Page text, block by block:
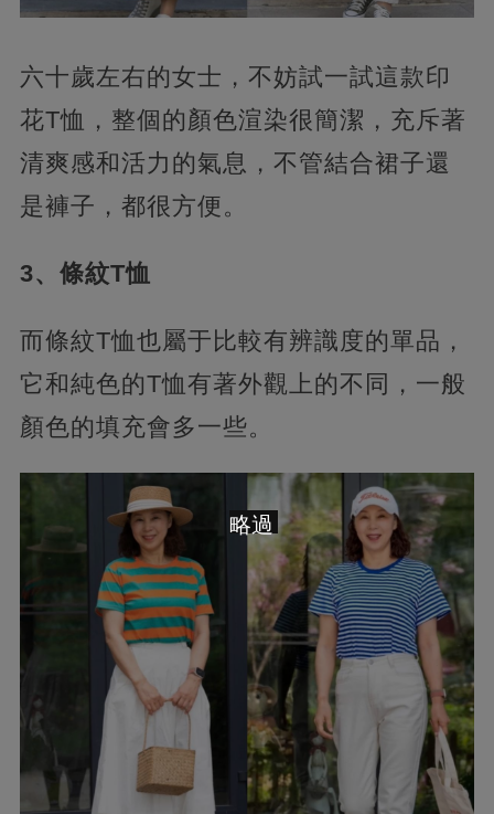
六十歲左右的女士，不妨試一試這款印
花T恤，整個的顏色渲染很簡潔，充斥著
清爽感和活力的氣息，不管結合裙子還
是褲子，都很方便。
3、條紋T恤
而條紋T恤也屬于比較有辨識度的單品，
它和純色的T恤有著外觀上的不同，一般
顏色的填充會多一些。
略過